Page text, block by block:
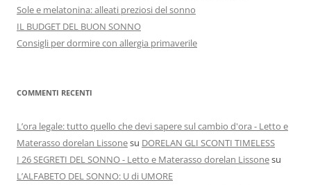
Sole e melatonina: alleati preziosi del sonno
IL BUDGET DEL BUON SONNO
Consigli per dormire con allergia primaverile
COMMENTI RECENTI
L’ora legale: tutto quello che devi sapere sul cambio d'ora - Letto e
Materasso dorelan Lissonesu DORELAN GLI SCONTI TIMELESS
I 26 SEGRETI DEL SONNO - Letto e Materasso dorelan Lissonesu
L’ALFABETO DEL SONNO: U di UMORE